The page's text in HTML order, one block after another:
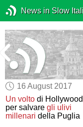
News in Slow
16 August 2017
Un volto di Hollywood
per salvaregli ulivi
millenari della Puglia